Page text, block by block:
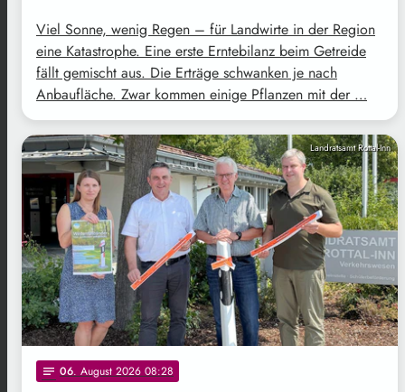
Viel Sonne, wenig Regen – für Landwirte in der Region
eine Katastrophe. Eine erste Erntebilanz beim Getreide
fällt gemischt aus. Die Erträge schwanken je nach
Anbaufläche. Zwar kommen einige Pflanzen mit der …
Landratsamt Rottal-Inn
notes 06. August 2026 08:28